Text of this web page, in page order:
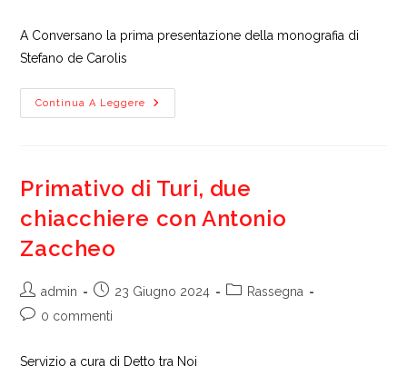
A Conversano la prima presentazione della monografia di
Stefano de Carolis
Continua A Leggere
Quando
La
Primativo di Turi, due
chiacchiere con Antonio
Zaccheo
Autore
dell'articolo:
admin
Articolo
pubblicato:
23 Giugno 2024
Categoria
Rassegna
Commenti
0 commenti
Servizio a cura di Detto tra Noi